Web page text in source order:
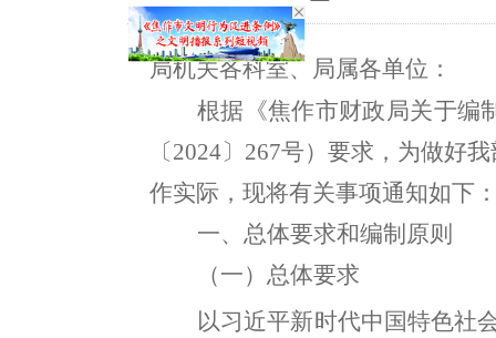
局机关各科室、 局属各单位：
根据《焦作市财政局关于编
〔2024〕 267号） 要求 ， 为做好我
作实际 ， 现将有关事项通知如下
一、总体要求和编制原则
（一）总体要求
以习近平新时代中国特色社